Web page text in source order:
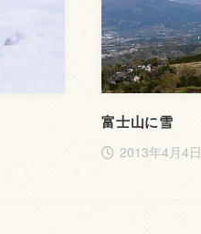
富士山に雪
2013年4月4日